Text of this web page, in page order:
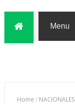
Home / NACIONALES